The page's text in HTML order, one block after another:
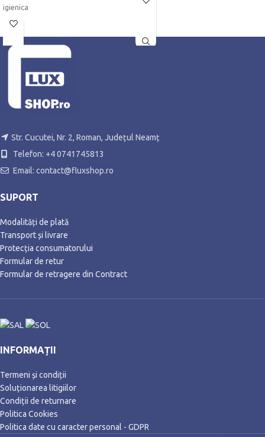
igienica
Usa cu inchidere magnetica si buton
toaletele pentru oaspeti
Str. Cucutei, Nr. 2, Roman, Județul Neamț
Telefon: +4 0741745813
Email: contact@fluxshop.ro
SUPORT
Modalități de plată
Transport și livrare
Protecția consumatorului
Formular de retur
Formular de retragere din Contract
INFORMAȚII
Termeni și condiții
Soluționarea litigiilor
Condiții de returnare
Politica Cookies
Politica date cu caracter personal - GDPR